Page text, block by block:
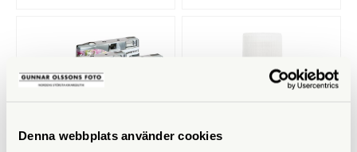
Denna webbplats använder cookies